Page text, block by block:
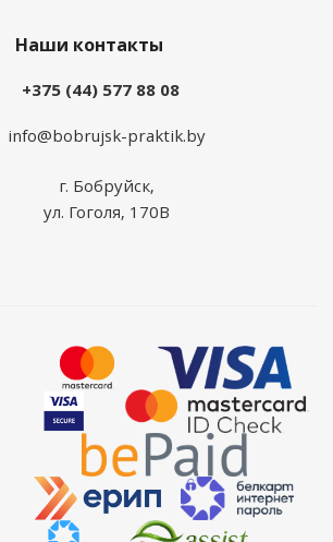
Наши контакты
+375 (44) 577 88 08
info@bobrujsk-praktik.by
г. Бобруйск,
ул. Гоголя, 170В